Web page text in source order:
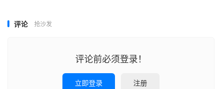
评论 抢沙发
评论前必须登录！
立即登录 注册